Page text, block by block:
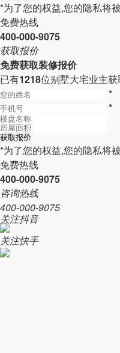
*为了您的权益,您的隐私将
免费热线
400-000-9075
获取报价
免费获取装修报价
已有1218位别墅大宅业主
*
*
*为了您的权益,您的隐私将
免费热线
400-000-9075
咨询热线
400-000-9075
关注抖音
关注快手